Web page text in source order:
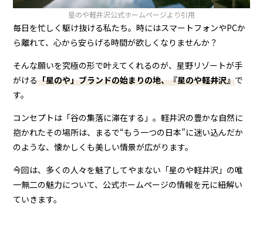
星のや軽井沢公式ホームページより引用
毎日を忙しく駆け抜ける私たち。時にはスマートフォンやPCか
ら離れて、心から安らげる時間が欲しくなりませんか？
そんな願いを究極の形で叶えてくれるのが、星野リゾートが手
がける「星のや」ブランドの始まりの地、『星のや軽井沢』で
す。
コンセプトは「谷の集落に滞在する」。軽井沢の豊かな自然に
抱かれたその場所は、まるで“もう一つの日本”に迷い込んだか
のような、懐かしくも美しい情景が広がります。
今回は、多くの人々を魅了してやまない「星のや軽井沢」の唯
一無二の魅力について、公式ホームページの情報を元に紐解い
ていきます。